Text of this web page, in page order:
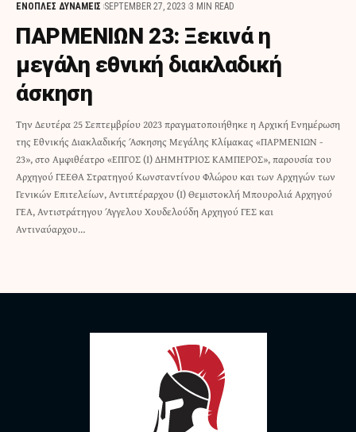
ΕΝΟΠΛΕΣ ΔΥΝΑΜΕΙΣ SEPTEMBER 27, 2023 3 MIN READ
ΠΑΡΜΕΝΙΩΝ 23: Ξεκινά η
μεγάλη εθνική διακλαδική
άσκηση
Την Δευτέρα 25 Σεπτεμβρίου 2023 πραγματοποιήθηκε η Αρχική Ενημέρωση
της Εθνικής Διακλαδικής Άσκησης Μεγάλης Κλίμακας «ΠΑΡΜΕΝΙΩΝ -
23», στο Αμφιθέατρο «ΕΠΓΟΣ (Ι) ΔΗΜΗΤΡΙΟΣ ΚΑΜΠΕΡΟΣ», παρουσία του
Αρχηγού ΓΕΕΘΑ Στρατηγού Κωνσταντίνου Φλώρου και των Aρχηγών των
Γενικών Επιτελείων, Αντιπτέραρχου (Ι) Θεμιστοκλή Μπουρολιά Αρχηγού
ΓΕΑ, Αντιστράτηγου Άγγελου Χουδελούδη Αρχηγού ΓΕΣ και
Αντιναύαρχου…